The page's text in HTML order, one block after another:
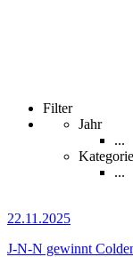
Filter
Jahr
...
...
22.11.2025
J-N-N gewinnt